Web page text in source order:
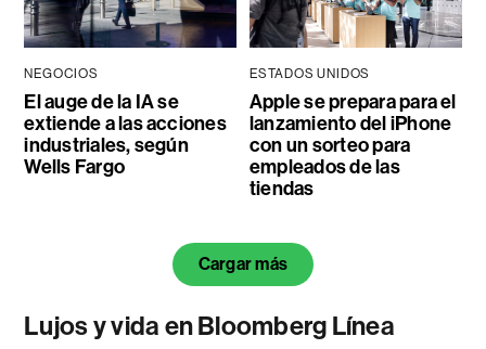
NEGOCIOS
El auge de la IA se
extiende a las acciones
industriales, según
Wells Fargo
ESTADOS UNIDOS
Apple se prepara para el
lanzamiento del iPhone
con un sorteo para
empleados de las
tiendas
Cargar más
Lujos y vida en Bloomberg Línea